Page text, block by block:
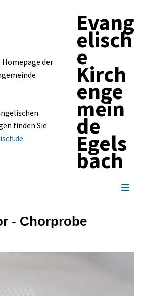
der
finden Sie
Evang
elisch
e
Kirch
enge
mein
de
Egels
bach
- Chorprobe